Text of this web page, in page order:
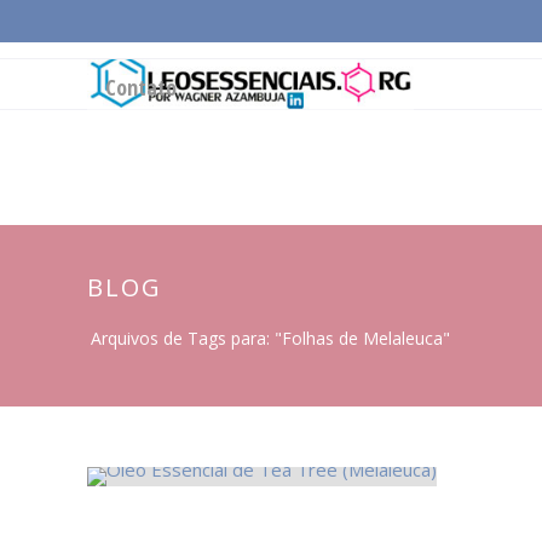
Contato
BLOG
Arquivos de Tags para: "Folhas de Melaleuca"